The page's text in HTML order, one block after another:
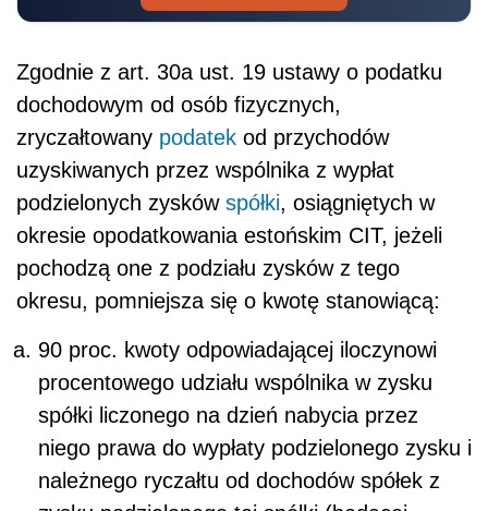
Zgodnie z art. 30a ust. 19 ustawy o podatku
dochodowym od osób fizycznych,
zryczałtowany podatek od przychodów
uzyskiwanych przez wspólnika z wypłat
podzielonych zysków spółki, osiągniętych w
okresie opodatkowania estońskim CIT, jeżeli
pochodzą one z podziału zysków z tego
okresu, pomniejsza się o kwotę stanowiącą:
90 proc. kwoty odpowiadającej iloczynowi
procentowego udziału wspólnika w zysku
spółki liczonego na dzień nabycia przez
niego prawa do wypłaty podzielonego zysku i
należnego ryczałtu od dochodów spółek z